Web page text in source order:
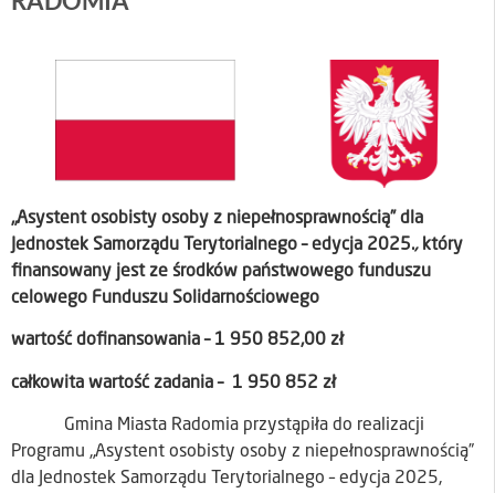
„Asystent osobisty osoby z niepełnosprawnością” dla
Jednostek Samorządu Terytorialnego – edycja 2025.,który
finansowany jest ze środków państwowego funduszu
celowego Funduszu Solidarnościowego
wartość dofinansowania – 1 950 852,00 zł
całkowita wartość zadania – 1 950 852 zł
Gmina Miasta Radomia przystąpiła do realizacji
Programu „Asystent osobisty osoby z niepełnosprawnością”
dla Jednostek Samorządu Terytorialnego – edycja 2025,